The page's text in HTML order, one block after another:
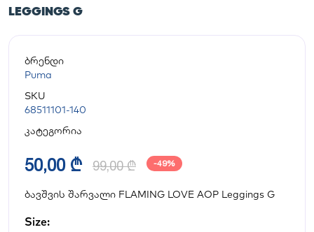
LEGGINGS G
ბრენდი
Puma
SKU
68511101-140
კატეგორია
50,00 ₾ 99,00 ₾ -49%
ბავშვის შარვალი FLAMING LOVE AOP Leggings G
Size: